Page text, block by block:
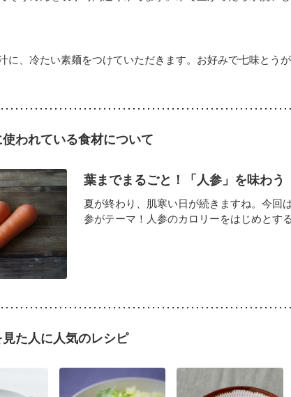
に、冷たい素麺をつけていただきます。お好みで七味とうが
われている食材について
葉までまるごと！「人参」を味わう
夏が終わり、肌寒い日が続きますね。今回
参がテーマ！人参のカロリーをはじめとす
た人に人気のレシピ